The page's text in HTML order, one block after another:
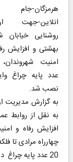
هرمزگان-
انلاین-جهت
روشنایی خیابان
بهشتی و افزایش
عدد پایه چراغ
نصب شد.
به گزارش مدیریت
به نقل از روابط
افزایش رفاه و
چهارراه مرادی تا
20 عدد پایه چراغ در پیاده رو خیابان نصب شده است.